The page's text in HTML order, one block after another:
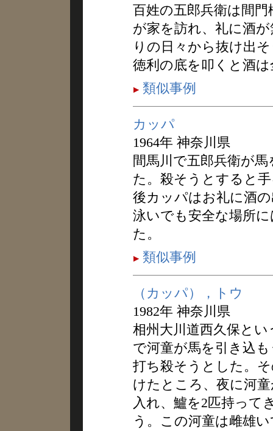
百姓の五郎兵衛は間
が家を訪れ、礼に酒
りの日々から抜け出
徳利の底を叩くと酒
類似事例
カッパ
1964年 神奈川県
間馬川で五郎兵衛が
た。殺そうとすると
後カッパはお礼に酒
泳いでも安全な場所
た。
類似事例
（カッパ），トウ
1982年 神奈川県
相州大川道西久保と
で河童が馬を引き込
打ち殺そうとした。
けたところ、夜に河
入れ、鱸を2匹持って
う。この河童は雌雄